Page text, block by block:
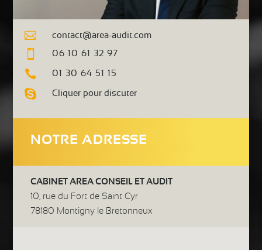
 contact@area-audit.com
 06 10 61 32 97
 01 30 64 51 15
 Cliquer pour discuter
NOTRE ADRESSE
CABINET AREA CONSEIL ET AUDIT
10, rue du Fort de Saint Cyr
78180 Montigny le Bretonneux